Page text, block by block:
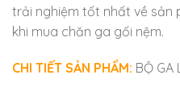
trải nghiệm tốt nhất về sản
khi mua chăn ga gối nệm.
CHI TIẾT SẢN PHẨM: BỘ GA